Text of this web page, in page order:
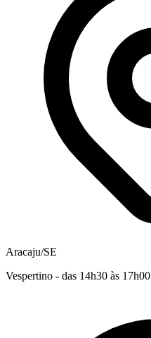
Aracaju/SE
Vespertino - das 14h30 às 17h00